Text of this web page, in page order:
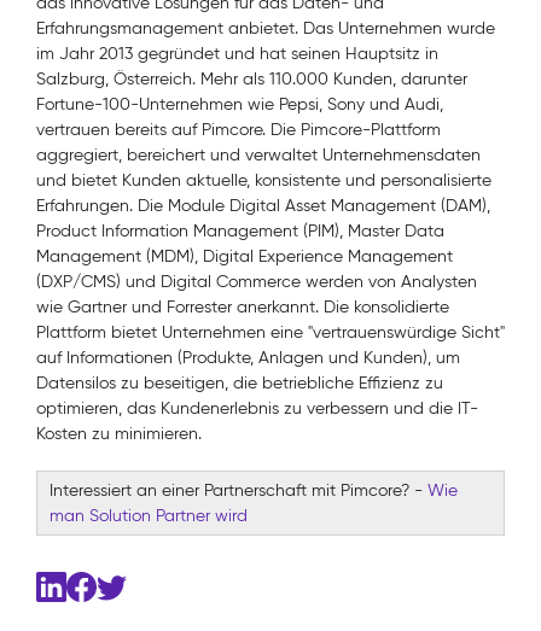
Erfahrungsmanagement anbietet. Das Unternehmen wurde
im Jahr 2013 gegründet und hat seinen Hauptsitz in
Salzburg, Österreich. Mehr als 110.000 Kunden, darunter
Fortune-100-Unternehmen wie Pepsi, Sony und Audi,
vertrauen bereits auf Pimcore. Die Pimcore-Plattform
aggregiert, bereichert und verwaltet Unternehmensdaten
und bietet Kunden aktuelle, konsistente und personalisierte
Erfahrungen. Die Module Digital Asset Management (DAM),
Product Information Management (PIM), Master Data
Management (MDM), Digital Experience Management
(DXP/CMS) und Digital Commerce werden von Analysten
wie Gartner und Forrester anerkannt. Die konsolidierte
Plattform bietet Unternehmen eine "vertrauenswürdige Sicht"
auf Informationen (Produkte, Anlagen und Kunden), um
Datensilos zu beseitigen, die betriebliche Effizienz zu
optimieren, das Kundenerlebnis zu verbessern und die IT-
Kosten zu minimieren.
Interessiert an einer Partnerschaft mit Pimcore? - Wie
man Solution Partner wird